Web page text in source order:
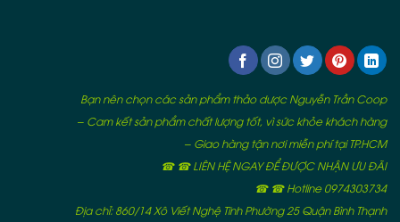
Bạn nên chọn các sản phẩm thảo dược Nguyễn Trần Coop
– Cam kết sản phẩm chất lượng tốt, vì sức khỏe khách hàng
– Giao hàng tận nơi miễn phí tại TP.HCM
☎ ☎ LIÊN HỆ NGAY ĐỂ ĐƯỢC NHẬN ƯU ĐÃI
☎ ☎ Hotline 0974303734
Địa chỉ: 860/14 Xô Viết Nghệ Tĩnh Phường 25 Quận Bình Thạnh